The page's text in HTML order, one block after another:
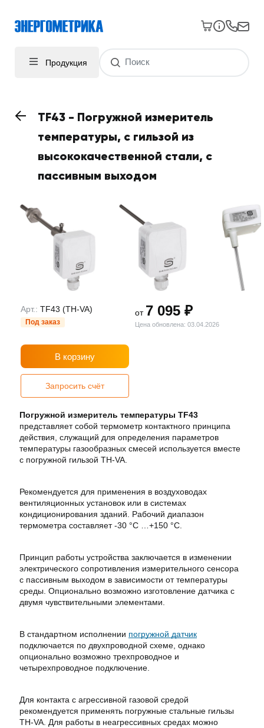
Продукция
TF43 - Погружной измеритель
температуры, с гильзой из
высококачественной стали, с
пассивным выходом
Арт.: TF43 (TH-VA)
Под заказ
от 7 095 ₽
Цена обновлена: 03.04.2026
В корзину
Запросить счёт
Погружной измеритель температуры TF43
представляет собой термометр контактного принципа
действия, служащий для определения параметров
температуры газообразных смесей используется вместе
с погружной гильзой TH-VA.
Рекомендуется для применения в воздуховодах
вентиляционных установок или в системах
кондиционирования зданий. Рабочий диапазон
термометра составляет -30 °C …+150 °C.
Принцип работы устройства заключается в изменении
электрического сопротивления измерительного сенсора
с пассивным выходом в зависимости от температуры
среды. Опционально возможно изготовление датчика с
двумя чувствительными элементами.
В стандартном исполнении погружной датчик
подключается по двухпроводной схеме, однако
опционально возможно трехпроводное и
четырехпроводное подключение.
Для контакта с агрессивной газовой средой
рекомендуется применять погружные стальные гильзы
TH-VA. Для работы в неагрессивных средах можно